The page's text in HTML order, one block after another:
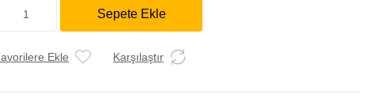
Plakalı
Sepete Ekle
Ekle Karşılaştır